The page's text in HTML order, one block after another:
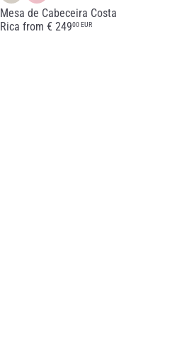
Mesa de Cabeceira Costa
Ricafrom€ 24900 EUR